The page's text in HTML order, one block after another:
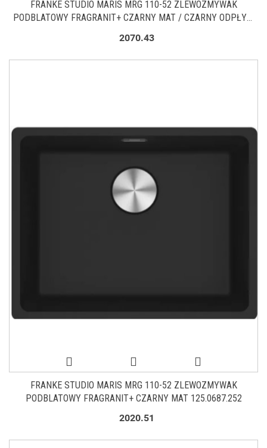
FRANKE STUDIO MARIS MRG 110-52 ZLEWOZMYWAK
PODBLATOWY FRAGRANIT+ CZARNY MAT / CZARNY ODPŁYW
2070.43
FRANKE STUDIO MARIS MRG 110-52 ZLEWOZMYWAK
PODBLATOWY FRAGRANIT+ CZARNY MAT 125.0687.252
2020.51